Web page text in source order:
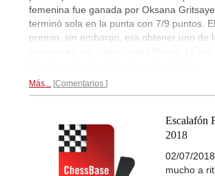
femenina fue ganada por Oksana
terminó sola en la punta con 7/9 puntos.
premio, sin embargo, era obtener uno de
Más... Comentarios
Escalafón
2018
02/07/
mucho a